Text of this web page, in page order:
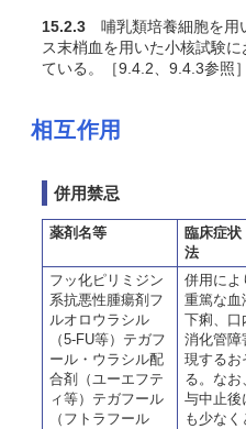
15.2.3 哺乳類培養細胞を用
ス末梢血を用いた小核試験
ている。［9.4.2、9.4.3参照］
相互作用
併用禁忌
薬剤名等
臨床症状
法
フッ化ピリミジン
系抗悪性腫瘍剤フ
ルオロウラシル
（5-FU等）テガフ
ール・ウラシル配
合剤（ユーエフテ
ィ等）テガフール
（フトラフール
併用によ
重篤な血
下痢、口
消化管障
現するお
る。なお
与中止後
も少なく